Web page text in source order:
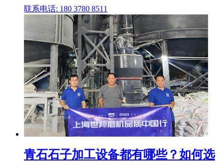
联系电话: 180 3780 8511
青石石子加工设备都有哪些？如何选